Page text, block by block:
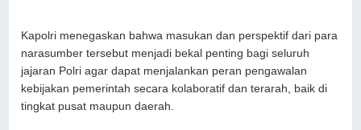
Kapolri menegaskan bahwa masukan dan perspektif dari para
narasumber tersebut menjadi bekal penting bagi seluruh
jajaran Polri agar dapat menjalankan peran pengawalan
kebijakan pemerintah secara kolaboratif dan terarah, baik di
tingkat pusat maupun daerah.